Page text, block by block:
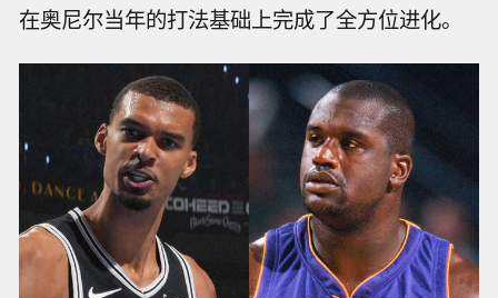
在奥尼尔当年的打法基础上完成了全方位进化。